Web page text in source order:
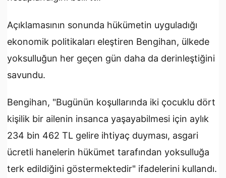
Açıklamasının sonunda hükümetin uyguladığı
ekonomik politikaları eleştiren Bengihan, ülkede
yoksulluğun her geçen gün daha da derinleştiğini
savundu.
Bengihan, "Bugünün koşullarında iki çocuklu dört
kişilik bir ailenin insanca yaşayabilmesi için aylık
234 bin 462 TL gelire ihtiyaç duyması, asgari
ücretli hanelerin hükümet tarafından yoksulluğa
terk edildiğini göstermektedir" ifadelerini kullandı.